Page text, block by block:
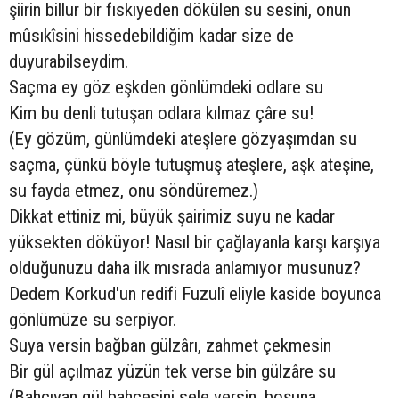
şiirin billur bir fıskıyeden dökülen su sesini, onun
mûsıkîsini hissedebildiğim kadar size de
duyurabilseydim.
Saçma ey göz eşkden gönlümdeki odlare su
Kim bu denli tutuşan odlara kılmaz çâre su!
(Ey gözüm, günlümdeki ateşlere gözyaşımdan su
saçma, çünkü böyle tutuşmuş ateşlere, aşk ateşine,
su fayda etmez, onu söndüremez.)
Dikkat ettiniz mi, büyük şairimiz suyu ne kadar
yüksekten döküyor! Nasıl bir çağlayanla karşı karşıya
olduğunuzu daha ilk mısrada anlamıyor musunuz?
Dedem Korkud'un redifi Fuzulî eliyle kaside boyunca
gönlümüze su serpiyor.
Suya versin bağban gülzârı, zahmet çekmesin
Bir gül açılmaz yüzün tek verse bin gülzâre su